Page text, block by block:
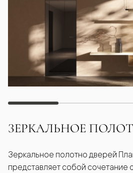
ЗЕРКАЛЬНОЕ
Зеркальное полотно дверей
представляет собой сочетание